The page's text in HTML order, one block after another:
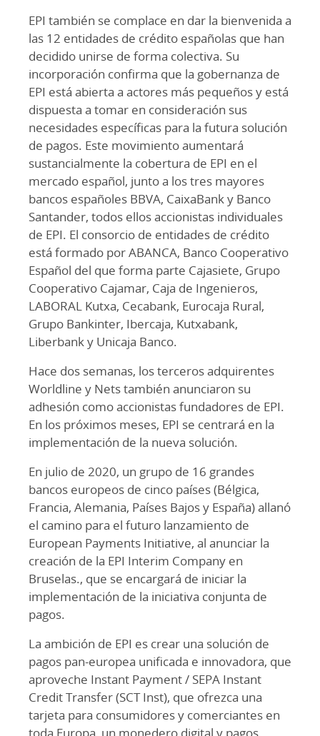
EPI también se complace en dar la bienvenida a
las 12 entidades de crédito españolas que han
decidido unirse de forma colectiva. Su
incorporación confirma que la gobernanza de
EPI está abierta a actores más pequeños y está
dispuesta a tomar en consideración sus
necesidades específicas para la futura solución
de pagos. Este movimiento aumentará
sustancialmente la cobertura de EPI en el
mercado español, junto a los tres mayores
bancos españoles BBVA, CaixaBank y Banco
Santander, todos ellos accionistas individuales
de EPI. El consorcio de entidades de crédito
está formado por ABANCA, Banco Cooperativo
Español del que forma parte Cajasiete, Grupo
Cooperativo Cajamar, Caja de Ingenieros,
LABORAL Kutxa, Cecabank, Eurocaja Rural,
Grupo Bankinter, Ibercaja, Kutxabank,
Liberbank y Unicaja Banco.
Hace dos semanas, los terceros adquirentes
Worldline y Nets también anunciaron su
adhesión como accionistas fundadores de EPI.
En los próximos meses, EPI se centrará en la
implementación de la nueva solución.
En julio de 2020, un grupo de 16 grandes
bancos europeos de cinco países (Bélgica,
Francia, Alemania, Países Bajos y España) allanó
el camino para el futuro lanzamiento de
European Payments Initiative, al anunciar la
creación de la EPI Interim Company en
Bruselas., que se encargará de iniciar la
implementación de la iniciativa conjunta de
pagos.
La ambición de EPI es crear una solución de
pagos pan-europea unificada e innovadora, que
aproveche Instant Payment / SEPA Instant
Credit Transfer (SCT Inst), que ofrezca una
tarjeta para consumidores y comerciantes en
toda Europa, un monedero digital y pagos